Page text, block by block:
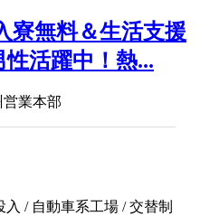
寮無料＆生活支援
性活躍中！熱...
業本部
/ 自動車系工場 / 交替制